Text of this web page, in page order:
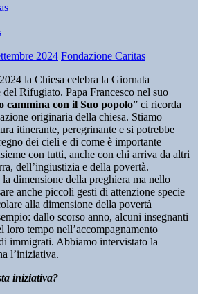
2024 Fondazione Caritas
la Chiesa celebra la Giornata
Rifugiato. Papa Francesco nel suo
cammina con il Suo popolo” ci ricorda
originaria della chiesa. Stiamo
itinerante, peregrinante e si potrebbe
dei cieli e di come è importante
con tutti, anche con chi arriva da altri
dell’ingiustizia e della povertà.
dimensione della preghiera ma nello
anche piccoli gesti di attenzione specie
alla dimensione della povertà
dallo scorso anno, alcuni insegnanti
loro tempo nell’accompagnamento
immigrati. Abbiamo intervistato la
l’iniziativa.
iniziativa?